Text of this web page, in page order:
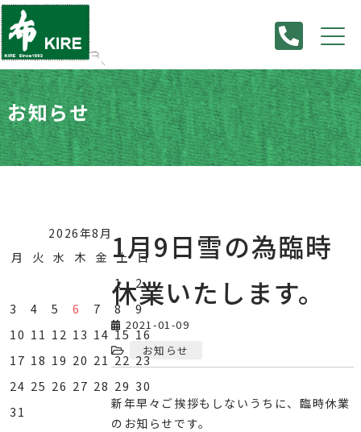
お知らせ
1月9日雪の為臨時
休業いたします。
2021-01-09
お知らせ
新年早々ご挨拶もしないうちに、臨時休業
のお知らせです。
2026年8月
月 火 水 木 金 土 日
1
2
3
4 5 6 7 8
9
10 11 12 13 14 15 16
17 18 19 20 21 22 23
24 25 26 27 28 29 30
31